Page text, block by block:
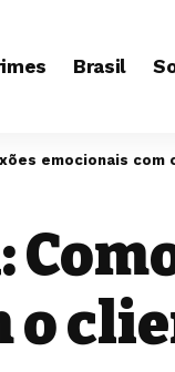
Brasil
emocionais com
o